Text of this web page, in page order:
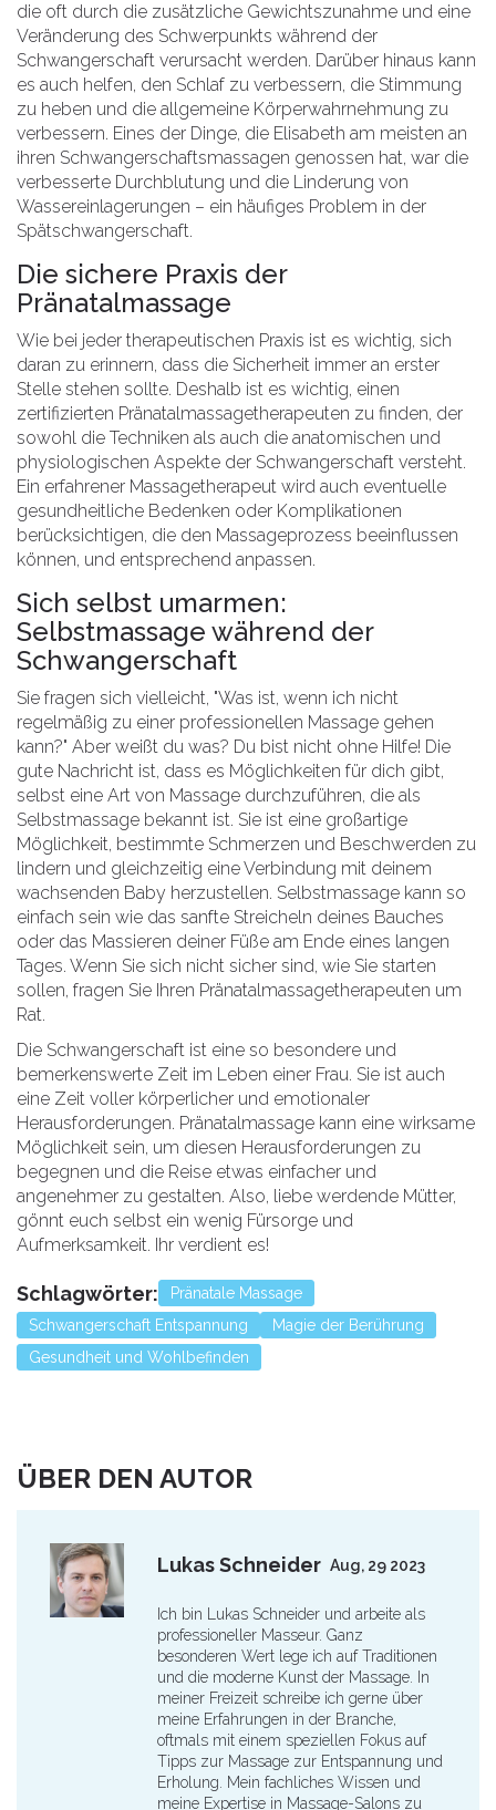
die oft durch die zusätzliche Gewichtszunahme und eine
Veränderung des Schwerpunkts während der
Schwangerschaft verursacht werden. Darüber hinaus kann
es auch helfen, den Schlaf zu verbessern, die Stimmung
zu heben und die allgemeine Körperwahrnehmung zu
verbessern. Eines der Dinge, die Elisabeth am meisten an
ihren Schwangerschaftsmassagen genossen hat, war die
verbesserte Durchblutung und die Linderung von
Wassereinlagerungen – ein häufiges Problem in der
Spätschwangerschaft.
Die sichere Praxis der
Pränatalmassage
Wie bei jeder therapeutischen Praxis ist es wichtig, sich
daran zu erinnern, dass die Sicherheit immer an erster
Stelle stehen sollte. Deshalb ist es wichtig, einen
zertifizierten Pränatalmassagetherapeuten zu finden, der
sowohl die Techniken als auch die anatomischen und
physiologischen Aspekte der Schwangerschaft versteht.
Ein erfahrener Massagetherapeut wird auch eventuelle
gesundheitliche Bedenken oder Komplikationen
berücksichtigen, die den Massageprozess beeinflussen
können, und entsprechend anpassen.
Sich selbst umarmen:
Selbstmassage während der
Schwangerschaft
Sie fragen sich vielleicht, "Was ist, wenn ich nicht
regelmäßig zu einer professionellen Massage gehen
kann?" Aber weißt du was? Du bist nicht ohne Hilfe! Die
gute Nachricht ist, dass es Möglichkeiten für dich gibt,
selbst eine Art von Massage durchzuführen, die als
Selbstmassage bekannt ist. Sie ist eine großartige
Möglichkeit, bestimmte Schmerzen und Beschwerden zu
lindern und gleichzeitig eine Verbindung mit deinem
wachsenden Baby herzustellen. Selbstmassage kann so
einfach sein wie das sanfte Streicheln deines Bauches
oder das Massieren deiner Füße am Ende eines langen
Tages. Wenn Sie sich nicht sicher sind, wie Sie starten
sollen, fragen Sie Ihren Pränatalmassagetherapeuten um
Rat.
Die Schwangerschaft ist eine so besondere und
bemerkenswerte Zeit im Leben einer Frau. Sie ist auch
eine Zeit voller körperlicher und emotionaler
Herausforderungen. Pränatalmassage kann eine wirksame
Möglichkeit sein, um diesen Herausforderungen zu
begegnen und die Reise etwas einfacher und
angenehmer zu gestalten. Also, liebe werdende Mütter,
gönnt euch selbst ein wenig Fürsorge und
Aufmerksamkeit. Ihr verdient es!
Schlagwörter:
Pränatale Massage
Schwangerschaft Entspannung
Magie der Berührung
Gesundheit und Wohlbefinden
ÜBER DEN AUTOR
Lukas Schneider Aug, 29 2023
Ich bin Lukas Schneider und arbeite als
professioneller Masseur. Ganz
besonderen Wert lege ich auf Traditionen
und die moderne Kunst der Massage. In
meiner Freizeit schreibe ich gerne über
meine Erfahrungen in der Branche,
oftmals mit einem speziellen Fokus auf
Tipps zur Massage zur Entspannung und
Erholung. Mein fachliches Wissen und
meine Expertise in Massage-Salons zu